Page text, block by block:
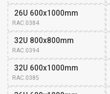
26U 600x1000mm
RAC.0384
32U 800x800mm
RAC.0394
32U 600x1000mm
RAC.0385